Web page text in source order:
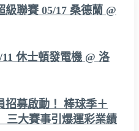
聯賽 05/17 桑德蘭 @
休士頓發電機 @ 洛
招募啟動！ 棒球季＋
大賽事引爆運彩業績